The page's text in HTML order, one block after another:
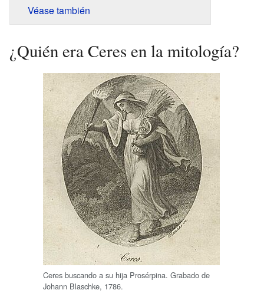
Véase también
¿Quién era Ceres en la mitología?
Ceres buscando a su hija Prosérpina. Grabado de
Johann Blaschke, 1786.